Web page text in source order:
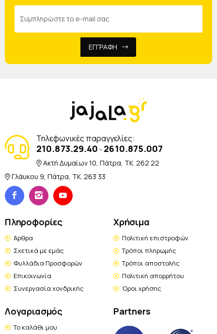
ΕΓΓΡΑΦΗ
Τηλεφωνικές παραγγελίες:
210.873.29.40 - 2610.875.007
Ακτή Δυμαίων 10, Πάτρα, TK. 262 22
Γλάυκου 9, Πάτρα, TK. 263 33
Πληροφορίες
Άρθρα
Σχετικά με εμάς
Φυλλάδια Προσφορών
Επικοινωνία
Συνεργασία χονδρικής
Χρήσιμα
Πολιτική επιστροφών
Τρόποι πληρωμής
Τρόποι αποστολής
Πολιτική απορρήτου
Όροι χρήσης
Λογαριασμός
Το καλάθι μου
Partners